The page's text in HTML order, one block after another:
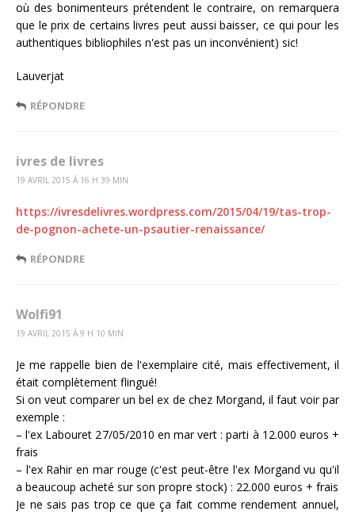
où des bonimenteurs prétendent le contraire, on remarquera
que le prix de certains livres peut aussi baisser, ce qui pour les
authentiques bibliophiles n'est pas un inconvénient) sic!
Lauverjat
RÉPONDRE
ivres de livres
19 AVRIL 2015 Á 16 H 39 MIN
https://ivresdelivres.wordpress.com/2015/04/19/tas-trop-
de-pognon-achete-un-psautier-renaissance/
RÉPONDRE
Wolfi91
19 AVRIL 2015 Á 9 H 10 MIN
Je me rappelle bien de l'exemplaire cité, mais effectivement, il
était complètement flingué!
Si on veut comparer un bel ex de chez Morgand, il faut voir par
exemple :
– l'ex Labouret 27/05/2010 en mar vert : parti à 12.000 euros +
frais
– l'ex Rahir en mar rouge (c'est peut-être l'ex Morgand vu qu'il
a beaucoup acheté sur son propre stock) : 22.000 euros + frais
Je ne sais pas trop ce que ça fait comme rendement annuel,